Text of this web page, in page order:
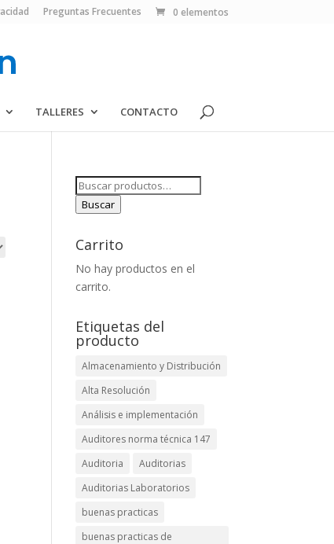
Preguntas Frecuentes 0 elementos
TALLERES CONTACTO
Buscar
por:
Buscar
Carrito
No hay productos en el
carrito.
Etiquetas del
producto
Almacenamiento y Distribución
Alta Resolución
Análisis e implementación
Auditores norma técnica 147
Auditoria
Auditorias
Auditorias Laboratorios
buenas practicas
buenas practicas de